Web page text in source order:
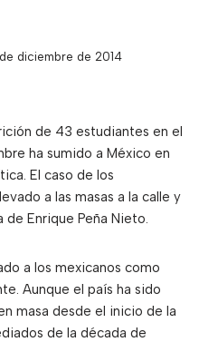
de diciembre de 2014
de 43 estudiantes en el
ha sumido a México en
El caso de los
a las masas a la calle y
de Enrique Peña Nieto.
a los mexicanos como
Aunque el país ha sido
masa desde el inicio de la
de la década de